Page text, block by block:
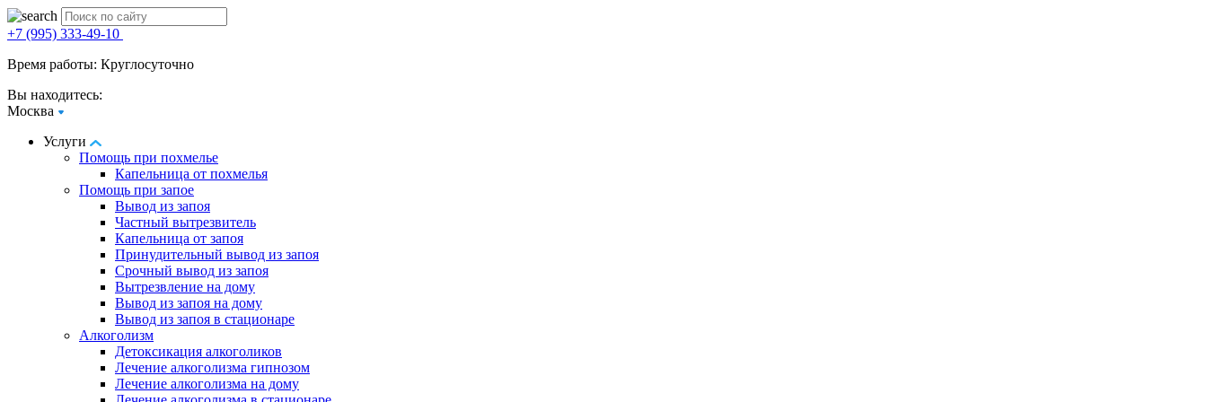
+7 (995) 333-49-10
Время работы: Круглосуточно
Вы находитесь:
Москва
Услуги
Помощь при похмелье
Капельница от похмелья
Помощь при запое
Вывод из запоя
Частный вытрезвитель
Капельница от запоя
Принудительный вывод из запоя
Срочный вывод из запоя
Вытрезвление на дому
Вывод из запоя на дому
Вывод из запоя в стационаре
Алкоголизм
Детоксикация алкоголиков
Лечение алкоголизма гипнозом
Лечение алкоголизма на дому